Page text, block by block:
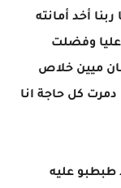
أخد أمانته
وفضلت
ميين خلاص
كل حاجة انا
عليه